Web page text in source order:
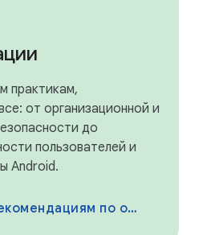
практикам,
от организационной и
до
пользователей и
Android.
по обеспечению безопасности